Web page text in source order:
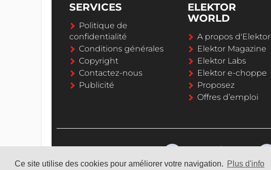
Ce site utilise des cookies pour améliorer votre navigation. Plus d'info
SERVICES
Politique de
confidentialité
Conditions générales
Copyright
Contactez-nous
Publicité
ELEKTOR
WORLD
A propos d'Elektor
Elektor Magazine
Elektor Labs
Elektor e-choppe
Proposez
Offres d’emploi